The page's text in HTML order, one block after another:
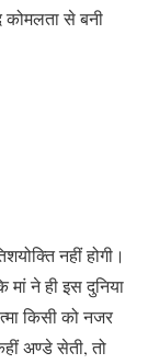
कोमलता से बनी
नहीं होगी।
ने ही इस दुनिया
किसी को नजर
अण्डे सेती, तो